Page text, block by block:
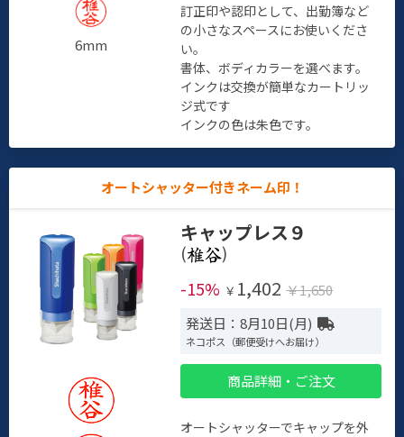
6mm
訂正印や認印として、出勤簿など
の小さなスペースにお使いくださ
い。
書体、ボディカラーを選べます。
インクは交換が簡単なカートリッ
ジ式です
インクの色は朱色です。
オートシャッター付きネーム印！
キャップレス９
(
)
-15% ￥ 1,402 ￥1,650
発送日：8月10日(月)
ネコポス（郵便受けへお届け）
商品詳細・ご注文
オートシャッターでキャップを外